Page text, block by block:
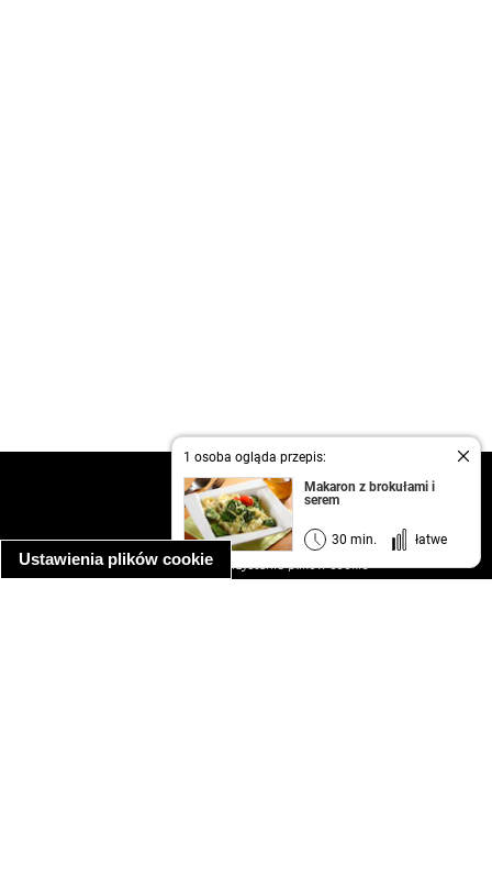
Ustawienia plików cookie
1 osoba ogląda przepis:
Makaron z brokułami i
serem
30 min. łatwe
kontakt
regulamin
informacja o prywatności
informacja o wykorzystaniu plików cookie